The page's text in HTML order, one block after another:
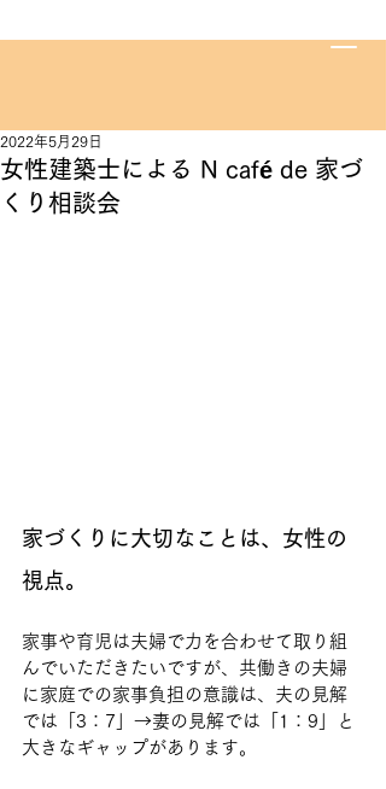
女性建築士による N café de 家づ
くり相談会
2022年5月29日
家づくりに大切なことは、女性の
視点。
家事や育児は夫婦で力を合わせて取り組
んでいただきたいですが、共働きの夫婦
に家庭での家事負担の意識は、夫の見解
では「3：7」→妻の見解では「1：9」と
大きなギャップがあります。